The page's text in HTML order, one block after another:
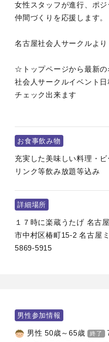
女性スタッフが進行、ポジ
仲間づくりを応援します。
名古屋社会人サークルより
☆トップページから最新の
社会人サークルイベント日
チェック出来ます
お食事飲み物
充実した美味しい料理・
リンク等飲み放題等込み
詳細場所
１７時に楽蔵うたげ 名古
市中村区椿町15-2 名古屋
5869-5915
男性参加情報
男性 50歳～65歳 終了